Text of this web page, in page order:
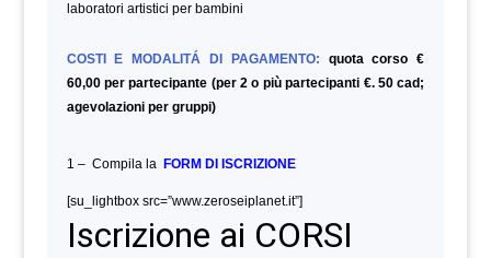
laboratori artistici per bambini
COSTI E MODALITÁ DI PAGAMENTO:
quota corso €
60,00 per partecipante (per 2 o più partecipanti €. 50 cad;
agevolazioni per gruppi)
1 – Compila la FORM DI ISCRIZIONE
[su_lightbox src=”www.zeroseiplanet.it”]